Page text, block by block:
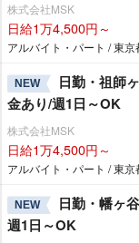
株式会社MSK
日給1万4,500円～
アルバイト・パート / 東京
NEW
日勤・祖師
金あり/週1日～OK
株式会社MSK
日給1万4,500円～
アルバイト・パート / 東京
NEW
日勤・幡ヶ
週1日～OK